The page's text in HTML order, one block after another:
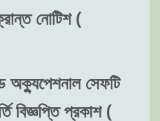
নোটিশ (
অক্যুপেশনাল সেফটি
বিজ্ঞপ্তি প্রকাশ (